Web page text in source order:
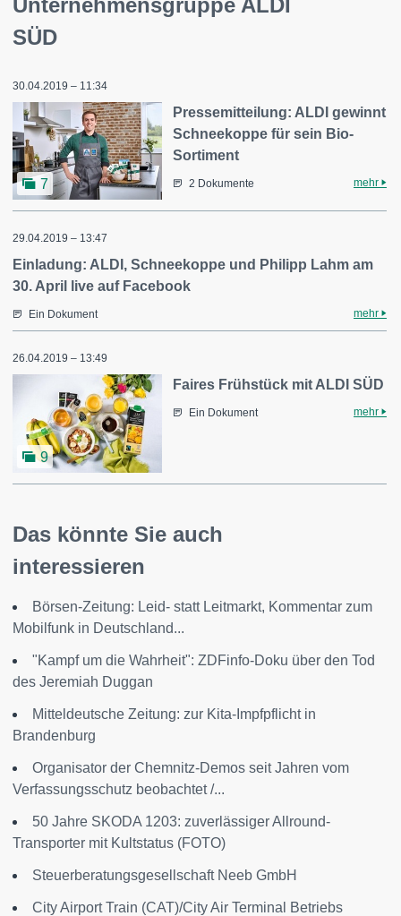
SÜD
30.04.2019 – 11:34
7
Pressemitteilung: ALDI gewinnt
Schneekoppe für sein Bio-
Sortiment
2 Dokumente mehr
29.04.2019 – 13:47
Einladung: ALDI, Schneekoppe und Philipp Lahm am
30. April live auf Facebook
Ein Dokument mehr
26.04.2019 – 13:49
9
Faires Frühstück mit ALDI SÜD
Ein Dokument mehr
Das könnte Sie auch
interessieren
Börsen-Zeitung: Leid- statt Leitmarkt, Kommentar zum
Mobilfunk in Deutschland...
"Kampf um die Wahrheit": ZDFinfo-Doku über den Tod
des Jeremiah Duggan
Mitteldeutsche Zeitung: zur Kita-Impfpflicht in
Brandenburg
Organisator der Chemnitz-Demos seit Jahren vom
Verfassungsschutz beobachtet /...
50 Jahre SKODA 1203: zuverlässiger Allround-
Transporter mit Kultstatus (FOTO)
Steuerberatungsgesellschaft Neeb GmbH
City Airport Train (CAT)/City Air Terminal Betriebs